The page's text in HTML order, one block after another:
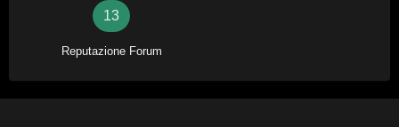
13
Reputazione Forum